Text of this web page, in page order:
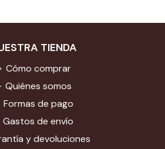
TIENDA
Cómo comprar
Quiénes somos
Formas de pago
Gastos de envío
y devoluciones